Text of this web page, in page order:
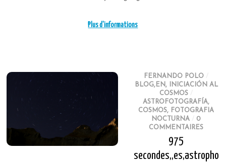
Plus d'informations
FERNANDO POLO
BLOG,EN,
INICIACIÓN AL
COSMOS
ASTROFOTOGRAFÍA,
COSMOS, FOTOGRAFIA
NOCTURNA
0
COMMENTAIRES
975
secondes,,es,astropho